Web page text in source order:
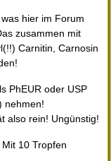
hier im Forum
zusammen mit
Carnitin, Carnosin
PhEUR oder USP
nehmen!
also rein! Ungünstig!
10 Tropfen